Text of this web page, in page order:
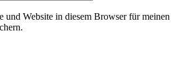
und Website in diesem Browser für meinen